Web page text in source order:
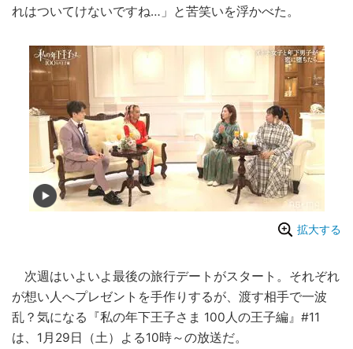
れはついてけないですね…」と苦笑いを浮かべた。
拡大する
次週はいよいよ最後の旅行デートがスタート。それぞれ
が想い人へプレゼントを手作りするが、渡す相手で一波
乱？気になる『私の年下王子さま 100人の王子編』#11
は、1月29日（土）よる10時～の放送だ。